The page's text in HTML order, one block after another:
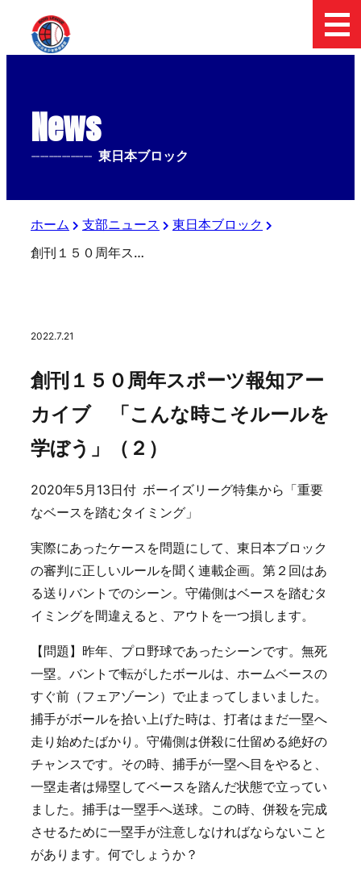
News
-------------- 東日本ブロック
ホーム 支部ニュース
東日本ブロック
創刊１５０周年スポーツ報知アーカイブ 「こんな時こそルールを学ぼう」（２）
2022.7.21
創刊１５０周年スポーツ報知アー
カイブ 「こんな時こそルールを
学ぼう」（２）
2020年5月13日付 ボーイズリーグ特集から「重要
なベースを踏むタイミング」
実際にあったケースを問題にして、東日本ブロック
の審判に正しいルールを聞く連載企画。第２回はあ
る送りバントでのシーン。守備側はベースを踏むタ
イミングを間違えると、アウトを一つ損します。
【問題】昨年、プロ野球であったシーンです。無死
一塁。バントで転がしたボールは、ホームベースの
すぐ前（フェアゾーン）で止まってしまいました。
捕手がボールを拾い上げた時は、打者はまだ一塁へ
走り始めたばかり。守備側は併殺に仕留める絶好の
チャンスです。その時、捕手が一塁へ目をやると、
一塁走者は帰塁してベースを踏んだ状態で立ってい
ました。捕手は一塁手へ送球。この時、併殺を完成
させるために一塁手が注意しなければならないこと
があります。何でしょうか？